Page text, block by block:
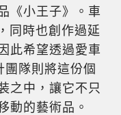
《小王子》。車
同時也創作過延
此希望透過愛車
隊則將這份個
之中，讓它不只
動的藝術品。